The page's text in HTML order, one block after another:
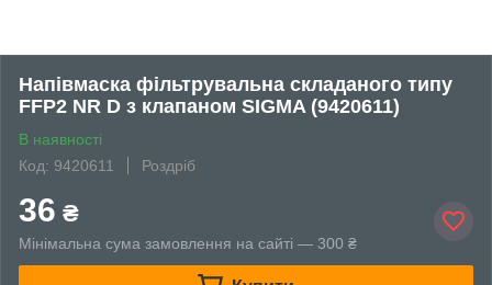
Напівмаска фільтрувальна складаного типу
FFP2 NR D з клапаном SIGMA (9420611)
В наявності
Код: 9420611
Роздріб
36 ₴
Мінімальна сума замовлення на сайті — 300 ₴